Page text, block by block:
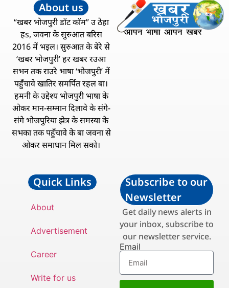
About us
“खबर भोजपुरी डॉट कॉम” उ ठेहा
हs, जवना के सुरुआत बरिस
2016 में भइल। सुरुआत के बेरे से
‘खबर भोजपुरी’ हर खबर रउआ
सभन तक राउरे भाषा ‘भोजपुरी’ में
पहुँचावे खातिर समर्पित रहल बा।
हमनी के उद्देश्य भोजपुरी भाषा के
ओकर मान-सम्मान दिलावे के संगे-
संगे भोजपुरिया झेत्र के समस्या के
सभका तक पहुँचावे के बा जवना से
ओकर समाधान मिल सको।
Quick Links
About
Advertisement
Career
Write for us
Subscribe to our
Newsletter
Get daily news alerts in
your inbox, subscribe to
our newsletter service.
Email